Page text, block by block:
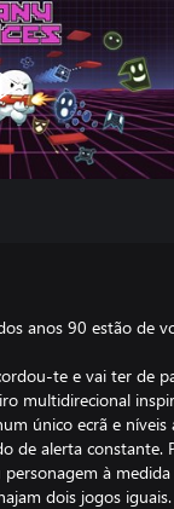
anos 90 estão de
te e vai ter de
multidirecional
único ecrã e níveis
de alerta constante.
à medida
dois jogos iguais.